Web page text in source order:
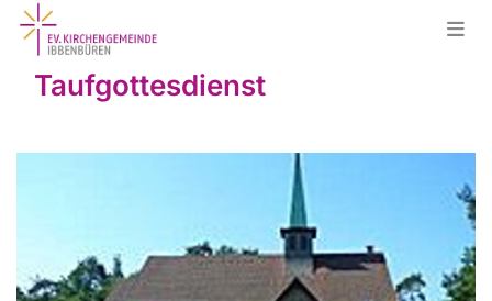
Taufgottesdienst